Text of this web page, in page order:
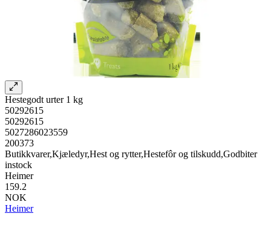
Hestegodt urter 1 kg
50292615
50292615
5027286023559
200373
Butikkvarer,Kjæledyr,Hest og rytter,Hestefôr og tilskudd,Godbiter
instock
Heimer
159.2
NOK
Heimer